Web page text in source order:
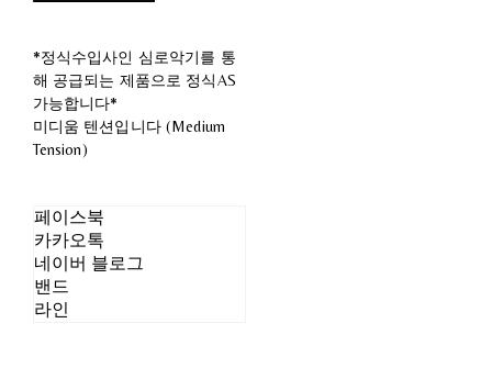
*정식수입사인 심로악기를 통
해 공급되는 제품으로 정식AS
가능합니다*
미디움 텐션입니다 (Medium
Tension)
페이스북
카카오톡
네이버 블로그
밴드
라인